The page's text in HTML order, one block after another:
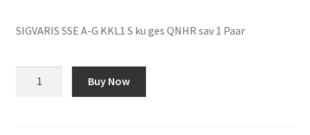
SIGVARIS SSE A-G KKL1 S ku ges QNHR sav 1 Paar
Buy Now